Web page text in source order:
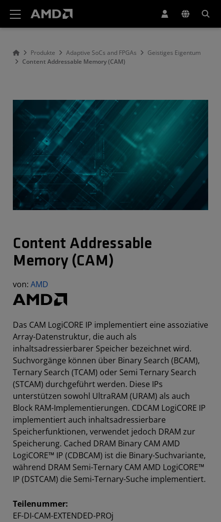
Produkte Adaptive SoCs and FPGAs
Geistiges Eigentum
Content Addressable Memory (CAM)
Content Addressable
Memory (CAM)
von: AMD
Das CAM LogiCORE IP implementiert eine assoziative
Array-Datenstruktur, die auch als
inhaltsadressierbarer Speicher bezeichnet wird.
Suchvorgänge können über Binary Search (BCAM),
Ternary Search (TCAM) oder Semi Ternary Search
(STCAM) durchgeführt werden. Diese IPs
unterstützen sowohl UltraRAM (URAM) als auch
Block RAM-Implementierungen. CDCAM LogiCORE IP
implementiert auch inhaltsadressierbare
Speicherfunktionen, verwendet jedoch DRAM zur
Speicherung. Cached DRAM Binary CAM AMD
LogiCORE™ IP (CDBCAM) ist die Binary-Suchvariante,
während DRAM Semi-Ternary CAM AMD LogiCORE™
IP (DSTCAM) die Semi-Ternary-Suche implementiert.
Teilenummer:
EF-DI-CAM-EXTENDED-PROj